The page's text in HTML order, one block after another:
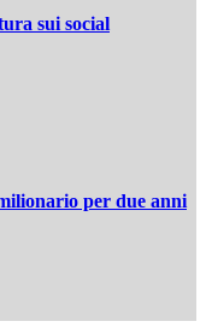
sui social
per due anni